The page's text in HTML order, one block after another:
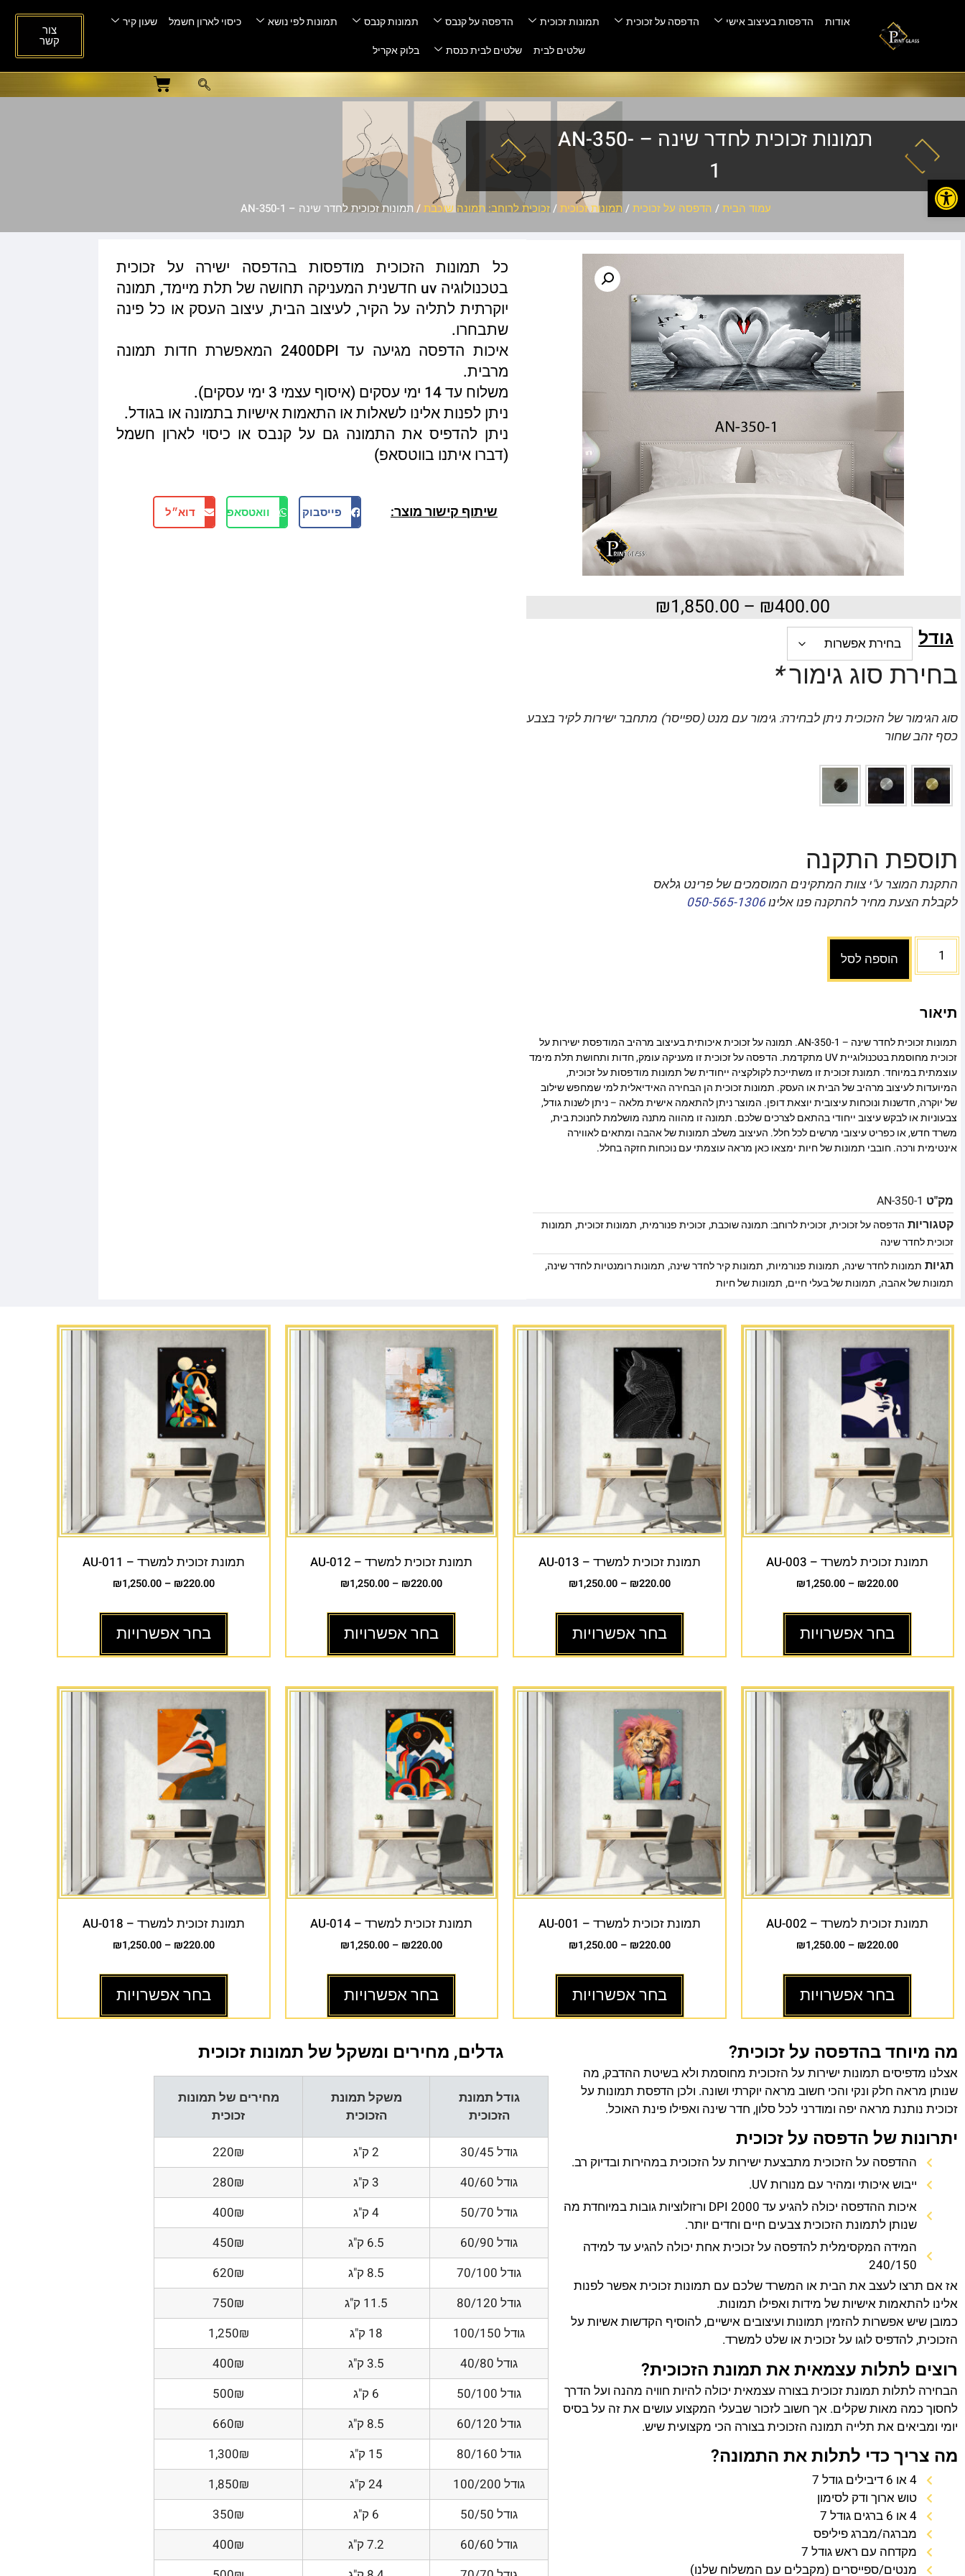
פתח סרגל נגישות
אודות הדפסות בעיצוב אישי הדפסה על זכוכית תמונות זכוכית הדפסה על קנבס תמונות קנבס תמונות לפי נושא כיסוי לארון חשמל
שעון קיר
שלטים לבית
שלטים לבית כנסת בלוק אקריל
צור
קשר
תמונות זכוכית לחדר שינה – AN-350-
1
עמוד הבית/ הדפסה על זכוכית/תמונות זכוכית/זכוכית לרוחב: תמונה שוכבת/ תמונות זכוכית לחדר שינה – AN-350-1
₪400.00
–
₪1,850.00
גודל
בחירת סוג גימור*
סוג הגימור של הזכוכית ניתן לבחירה: גימור עם מנט (ספייסר) מתחבר ישירות לקיר בצבע
כסף זהב שחור
תוספת התקנה
התקנת המוצר ע"י צוות המתקינים המוסמכים של פרינט גלאס
לקבלת הצעת מחיר להתקנה פנו אלינו050-565-1306
הוספה לסל
תיאור
תמונות זכוכית לחדר שינה – AN-350-1. תמונה על זכוכית איכותית בעיצוב מרהיב המודפסת ישירות על
זכוכית מחוסמת בטכנולוגיית UV מתקדמת. הדפסה על זכוכית זו מעניקה עומק, חדות ותחושת תלת מימד
עוצמתית במיוחד. תמונת זכוכית זו משתייכת לקולקציה ייחודית של תמונות מודפסות על זכוכית,
המיועדות לעיצוב מרהיב של הבית או העסק. תמונות זכוכית הן הבחירה האידיאלית למי שמחפש שילוב
של יוקרה, חדשנות ונוכחות עיצובית יוצאת דופן. המוצר ניתן להתאמה אישית מלאה – ניתן לשנות גודל,
צבעוניות או לבקש עיצוב ייחודי בהתאם לצרכים שלכם. תמונה זו מהווה מתנה מושלמת לחנוכת בית,
משרד חדש, או כפריט עיצובי מרשים לכל חלל. העיצוב משלב תמונות של אהבה ומתאים לאווירה
אינטימית ורכה. חובבי תמונות של חיות ימצאו כאן מראה עוצמתי עם נוכחות חזקה בחלל.
מק"ט AN-350-1
קטגוריות הדפסה על זכוכית,זכוכית לרוחב: תמונה שוכבת,זכוכית פנורמית, תמונות זכוכית, תמונות
זכוכית לחדר שינה
תגיות תמונות לחדר שינה, תמונות פנורמיות, תמונות קיר לחדר שינה, תמונות רומנטיות לחדר שינה,
תמונות של אהבה, תמונות של בעלי חיים, תמונות של חיות
כל תמונות הזכוכית מודפסות בהדפסה ישירה על זכוכית
בטכנולוגיה uv חדשנית המעניקה תחושה של תלת מיימד, תמונה
יוקרתית לתליה על הקיר, לעיצוב הבית, עיצוב העסק או כל פינה
שתבחרו.
איכות הדפסה מגיעה עד 2400DPI המאפשרת חדות תמונה
מרבית.
משלוח עד 14 ימי עסקים (איסוף עצמי 3 ימי עסקים).
ניתן לפנות אלינו לשאלות או התאמות אישיות בתמונה או בגודל.
ניתן להדפיס את התמונה גם על קנבס או כיסוי לארון חשמל
(דברו איתנו בווטסאפ)
שיתוף קישור מוצר: פייסבוק וואטסאפ דוא״ל
תמונת זכוכית למשרד – AU-003
₪220.00
–
₪1,250.00
בחר אפשרויות
תמונת זכוכית למשרד – AU-013
₪220.00
–
₪1,250.00
בחר אפשרויות
תמונת זכוכית למשרד – AU-012
₪220.00
–
₪1,250.00
בחר אפשרויות
תמונת זכוכית למשרד – AU-011
₪220.00
–
₪1,250.00
בחר אפשרויות
תמונת זכוכית למשרד – AU-002
₪220.00
–
₪1,250.00
בחר אפשרויות
תמונת זכוכית למשרד – AU-001
₪220.00
–
₪1,250.00
בחר אפשרויות
תמונת זכוכית למשרד – AU-014
₪220.00
–
₪1,250.00
בחר אפשרויות
תמונת זכוכית למשרד – AU-018
₪220.00
–
₪1,250.00
בחר אפשרויות
מה מיוחד בהדפסה על זכוכית?
אצלנו מדפיסים תמונות ישירות על הזכוכית מחוסמת ולא בשיטת ההדבק, מה
שנותן מראה חלק ונקי והכי חשוב מראה יוקרתי ושונה. ולכן הדפסת תמונות על
זכוכית נותנת מראה יפה ומודרני לכל סלון, חדר שינה ואפילו פינת האוכל.
יתרונות של הדפסה על זכוכית
ההדפסה על הזכוכית מתבצעת ישירות על הזכוכית במהירות ובדיוק רב.
ייבוש איכותי ומהיר עם מנורות UV.
איכות ההדפסה יכולה להגיע עד 2000 DPI ורזולוציות גובות במיוחדת מה
שנותן לתמונת הזכוכית צבעים חיים וחדים יותר.
המידה המקסימלית להדפסה על זכוכית אחת יכולה להגיע עד למידה
240/150
אז אם תרצו לעצב את הבית או המשרד שלכם עם תמונות זכוכית אפשר לפנות
אלינו להתאמות אישיות של מידות ואפילו תמונות.
כמובן שיש אפשרות להזמין תמונות ועיצובים אישיים, להוסיף הקדשות אשיות על
הזכוכית, להדפיס לוגו על זכוכית או שלט למשרד.
רוצים לתלות עצמאית את תמונת הזכוכית?
הבחירה לתלות תמונת זכוכית בצורה עצמאית יכולה להיות חוויה מהנה ועל הדרך
לחסוך כמה מאות שקלים. אך חשוב לזכור שבעלי המקצוע עושים את זה על בסיס
יומי ומביאים את תלייה תמונה הזכוכית בצורה הכי מקצועית שיש.
מה צריך כדי לתלות את התמונה?
4 או 6 דיבילים גודל 7
טוש ארוך ודק לסימון
4 או 6 ברגים גודל 7
מברגה/מברג פיליפס
מקדחה עם ראש גודל 7
מנטים/ספייסרים (מקבלים עם המשלוח שלנו)
גדלים, מחירים ומשקל של תמונות זכוכית
גודל תמונת
הזכוכית
משקל תמונת
הזכוכית
מחירים של תמונות
זכוכית
גודל 30/45 2 ק"ג
220₪
גודל 40/60
3 ק"ג
280₪
גודל 50/70
4 ק"ג
400₪
גודל 60/90
6.5 ק"ג
450₪
גודל 70/100
8.5 ק"ג
620₪
גודל 80/120
11.5 ק"ג
750₪
גודל 100/150
18 ק"ג
1,250₪
גודל 40/80
3.5 ק"ג
400₪
גודל 50/100
6 ק"ג
500₪
גודל 60/120
8.5 ק"ג
660₪
גודל 80/160
15 ק"ג
1,300₪
גודל 100/200
24 ק"ג
1,850₪
גודל 50/50
6 ק"ג
350₪
גודל 60/60
7.2 ק"ג
400₪